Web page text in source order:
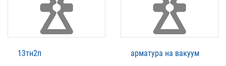
13тн2п арматура на вакуум